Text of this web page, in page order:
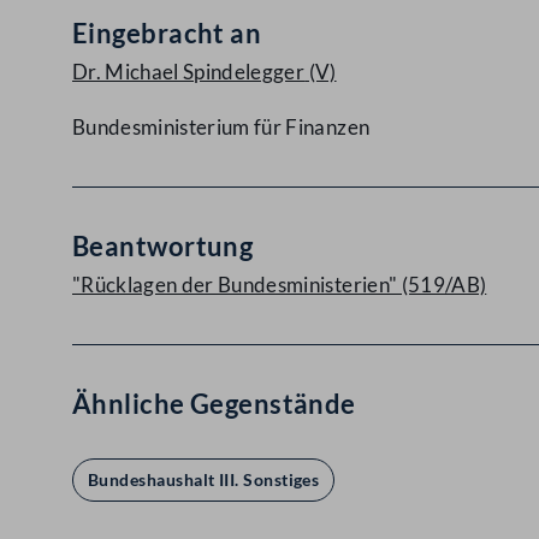
Eingebracht an
Dr. Michael Spindelegger (V)
Bundesministerium für Finanzen
Beantwortung
"Rücklagen der Bundesministerien" (519/AB)
Ähnliche Gegenstände
Bundeshaushalt III. Sonstiges